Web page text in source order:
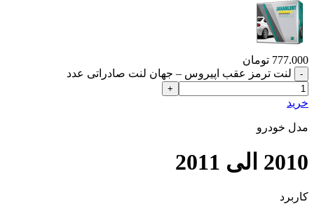
777.000 تومان
لنت ترمز عقب اپیروس – جهان لنت صادراتی عدد
خرید
مدل خودرو
2010 الی 2011
کاربرد